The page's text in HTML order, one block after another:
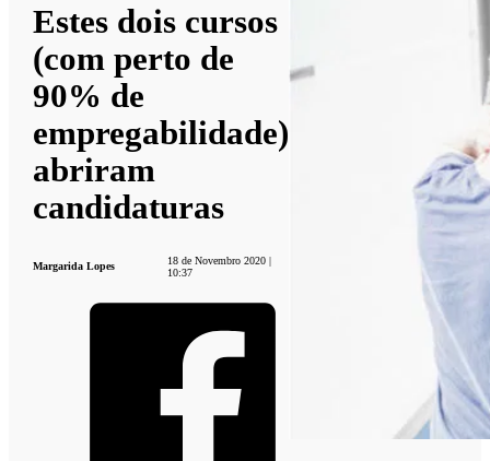
Estes dois cursos
(com perto de
90% de
empregabilidade)
abriram
candidaturas
Margarida Lopes
18 de Novembro 2020 |
10:37